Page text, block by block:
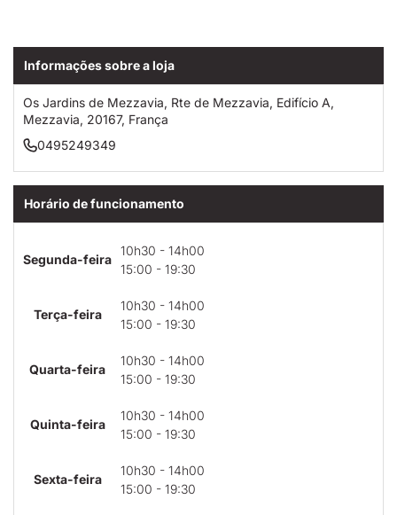
Informações sobre a loja
Os Jardins de Mezzavia, Rte de Mezzavia, Edifício A,
Mezzavia, 20167, França
0495249349
Horário de funcionamento
Segunda-feira
10h30 - 14h00
15:00 - 19:30
Terça-feira
10h30 - 14h00
15:00 - 19:30
Quarta-feira
10h30 - 14h00
15:00 - 19:30
Quinta-feira
10h30 - 14h00
15:00 - 19:30
Sexta-feira
10h30 - 14h00
15:00 - 19:30